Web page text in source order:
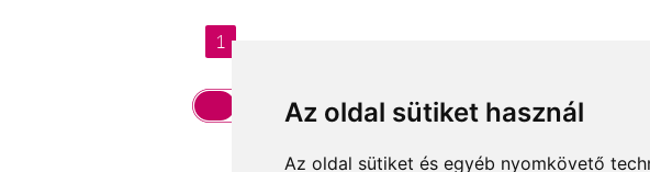
Az oldal sütiket használ
Az oldal sütiket és egyéb nyomkövető
1